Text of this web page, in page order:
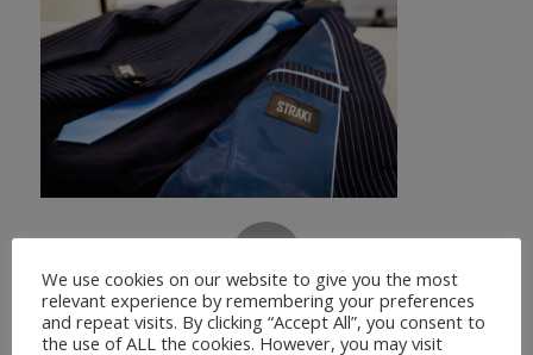
ANTWOORDEN
We use cookies on our website to give you the most
relevant experience by remembering your preferences
and repeat visits. By clicking “Accept All”, you consent to
the use of ALL the cookies. However, you may visit